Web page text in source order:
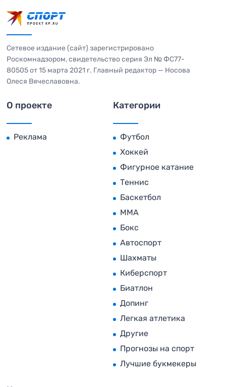
Сетевое издание (сайт) зарегистрировано
Роскомнадзором, свидетельство серия Эл № ФС77-
80505 от 15 марта 2021 г. Главный редактор — Носова
Олеся Вячеславовна.
О проекте
Реклама
Категории
Футбол
Хоккей
Фигурное катание
Теннис
Баскетбол
MMA
Бокс
Автоспорт
Шахматы
Киберспорт
Биатлон
Допинг
Легкая атлетика
Другие
Прогнозы на спорт
Лучшие букмекеры